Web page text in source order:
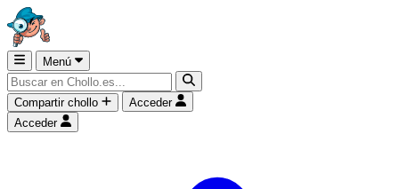
Menú
Compartir chollo
Acceder
Acceder